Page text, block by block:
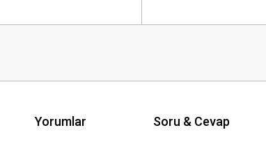
Yorumlar Soru & Cevap